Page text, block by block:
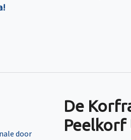
door
De
Peelkorf